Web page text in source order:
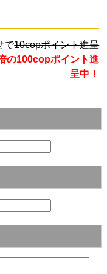
で10copポイント進呈
の100copポイント進
呈中！